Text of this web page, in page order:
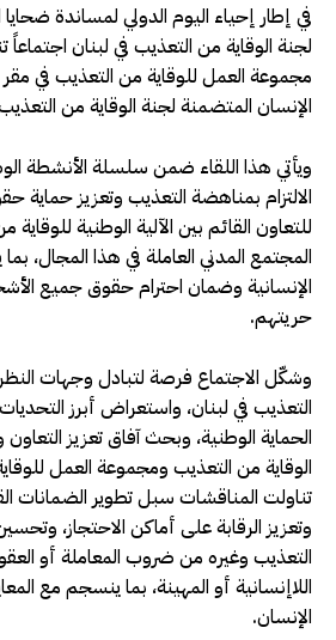
في إطار إحياء اليوم الدولي لمساندة
لجنة الوقاية من التعذيب في لبنان
مجموعة العمل للوقاية من التعذيب في مقر
الإنسان المتضمنة لجنة الوقاية من
ويأتي هذا اللقاء ضمن سلسلة الأنشطة
الالتزام بمناهضة التعذيب وتعزيز حماية
للتعاون القائم بين الآلية الوطنية
المجتمع المدني العاملة في هذا المجال،
الإنسانية وضمان احترام حقوق جميع
حريتهم.
وشكّل الاجتماع فرصة لتبادل وجهات
التعذيب في لبنان، واستعراض أبرز
الحماية الوطنية، وبحث آفاق تعزيز
الوقاية من التعذيب ومجموعة العمل
تناولت المناقشات سبل تطوير الضمانات
وتعزيز الرقابة على أماكن الاحتجاز،
التعذيب وغيره من ضروب المعاملة أو
اللاإنسانية أو المهينة، بما ينسجم مع
الإنسان.